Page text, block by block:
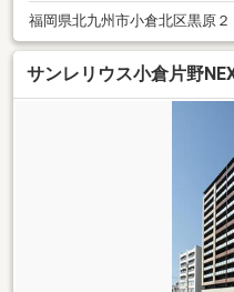
福岡県北九州市小倉北区黒原２
サンレリウス小倉片野